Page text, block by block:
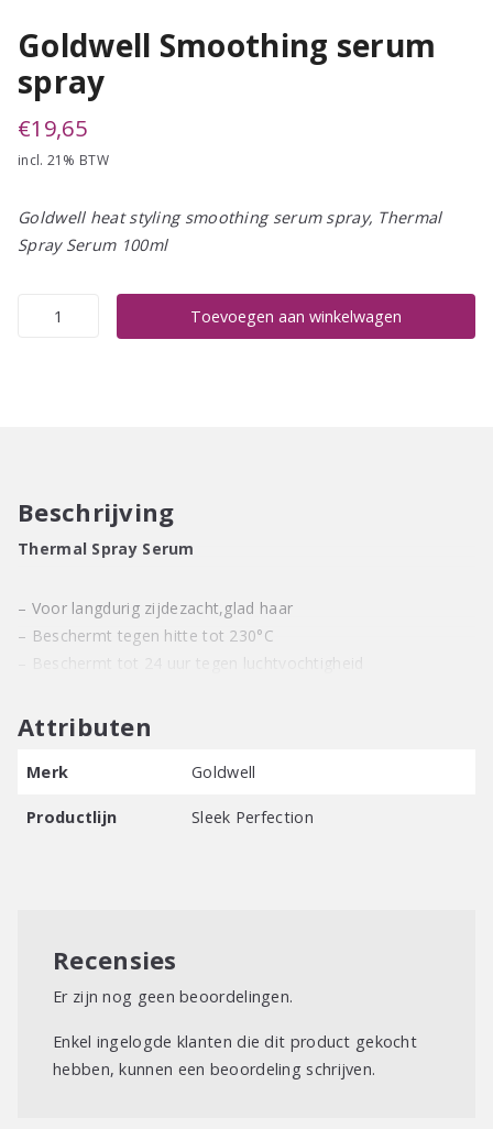
Goldwell Smoothing serum
spray
€19,65
incl. 21% BTW
Goldwell heat styling smoothing serum spray, Thermal
Spray Serum 100ml
Goldwell
Toevoegen aan winkelwagen
Beschrijving
Thermal Spray Serum
– Voor langdurig zijdezacht,glad haar
– Beschermt tegen hitte tot 230°C
– Beschermt tot 24 uur tegen luchtvochtigheid
Attributen
Merk Goldwell
Productlijn Sleek Perfection
Recensies
Er zijn nog geen beoordelingen.
Enkel ingelogde klanten die dit product gekocht
hebben, kunnen een beoordeling schrijven.